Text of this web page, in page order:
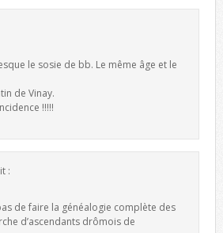
le sosie de bb. Le même âge et le
de Vinay.
!!!!!
:
de faire la généalogie complète des
d’ascendants drômois de